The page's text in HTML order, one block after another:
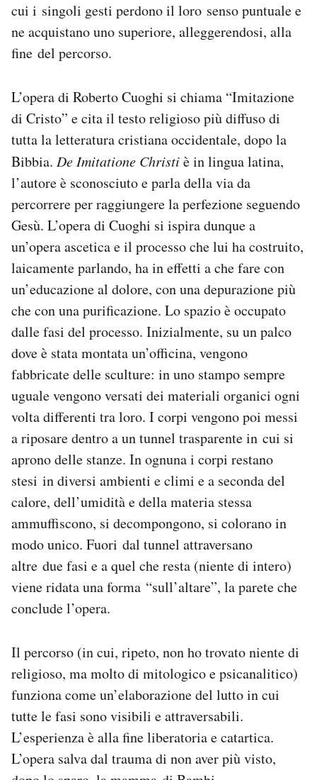
cui i singoli gesti perdono il loro senso puntuale e
ne acquistano uno superiore, alleggerendosi, alla
fine del percorso.
L’opera di Roberto Cuoghi si chiama “Imitazione
di Cristo” e cita il testo religioso più diffuso di
tutta la letteratura cristiana occidentale, dopo la
Bibbia. De Imitatione Christiè in lingua latina,
l’autore è sconosciuto e parla della via da
percorrere per raggiungere la perfezione seguendo
Gesù. L’opera di Cuoghi si ispira dunque a
un’opera ascetica e il processo che lui ha costruito,
laicamente parlando, ha in effetti a che fare con
un’educazione al dolore, con una depurazione più
che con una purificazione. Lo spazio è occupato
dalle fasi del processo. Inizialmente, su un palco
dove è stata montata un’officina, vengono
fabbricate delle sculture: in uno stampo sempre
uguale vengono versati dei materiali organici ogni
volta differenti tra loro. I corpi vengono poi messi
a riposare dentro a un tunnel trasparente in cui si
aprono delle stanze. In ognuna i corpi restano
stesi in diversi ambienti e climi e a seconda del
calore, dell’umidità e della materia stessa
ammuffiscono, si decompongono, si colorano in
modo unico. Fuori dal tunnel attraversano
altre due fasi e a quel che resta (niente di intero)
viene ridata una forma “sull’altare”, la parete che
conclude l’opera.
Il percorso (in cui, ripeto, non ho trovato niente di
religioso, ma molto di mitologico e psicanalitico)
funziona come un’elaborazione del lutto in cui
tutte le fasi sono visibili e attraversabili.
L’esperienza è alla fine liberatoria e catartica.
L’opera salva dal trauma di non aver più visto,